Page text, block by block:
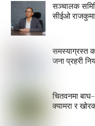
सञ्चालक
सीईओ
समस्याग्रस्त
जना प्रहरी
चितवनमा
क्यामरा र